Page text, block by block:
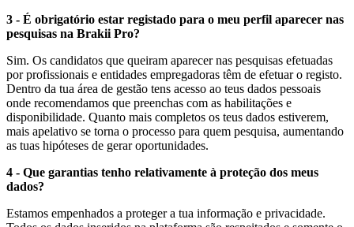
3 - É obrigatório estar registado para o meu perfil aparecer nas
pesquisas na Brakii Pro?
Sim. Os candidatos que queiram aparecer nas pesquisas efetuadas
por profissionais e entidades empregadoras têm de efetuar o registo.
Dentro da tua área de gestão tens acesso ao teus dados pessoais
onde recomendamos que preenchas com as habilitações e
disponibilidade. Quanto mais completos os teus dados estiverem,
mais apelativo se torna o processo para quem pesquisa, aumentando
as tuas hipóteses de gerar oportunidades.
4 - Que garantias tenho relativamente à proteção dos meus
dados?
Estamos empenhados a proteger a tua informação e privacidade.